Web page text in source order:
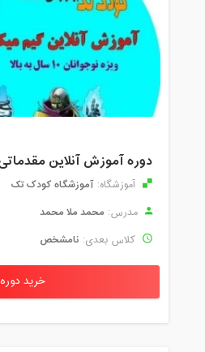
آموزشگاه: آموزشگاه کودک تک
مدرس: محمد ملا محمد
کلاس بعدی: نامشخص
خرید دوره